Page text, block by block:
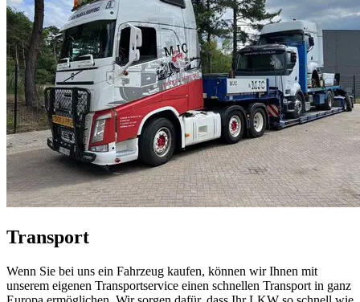
Transport
Wenn Sie bei uns ein Fahrzeug kaufen, können wir Ihnen mit
unserem eigenen Transportservice einen schnellen Transport in ganz